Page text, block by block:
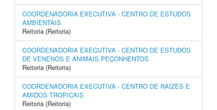
COORDENADORIA EXECUTIVA - CENTRO DE ESTUDOS
AMBIENTAIS
Reitoria (Reitoria)
COORDENADORIA EXECUTIVA - CENTRO DE ESTUDOS
DE VENENOS E ANIMAIS PEÇONHENTOS
Reitoria (Reitoria)
COORDENADORIA EXECUTIVA - CENTRO DE RAÍZES E
AMIDOS TROPICAIS
Reitoria (Reitoria)